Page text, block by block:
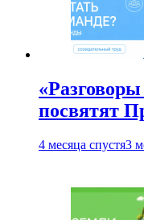
посвятят
4 месяца спустя3